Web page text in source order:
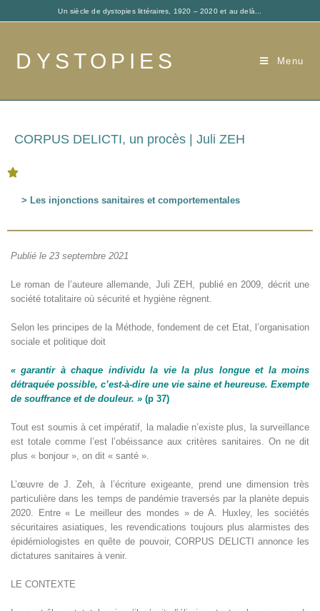
Un siècle de dystopies littéraires, 1920 – 2020 et au delà...
DYSTOPIES Menu
CORPUS DELICTI, un procès | Juli ZEH

> Les injonctions sanitaires et comportementales
Publié le 23 septembre 2021
Le roman de l’auteure allemande, Juli ZEH, publié en 2009, décrit une
société totalitaire où sécurité et hygiène règnent.
Selon les principes de la Méthode, fondement de cet Etat, l’organisation
sociale et politique doit
« garantir à chaque individu la vie la plus longue et la moins
détraquée possible, c’est-à-dire une vie saine et heureuse. Exempte
de souffrance et de douleur. » (p 37)
Tout est soumis à cet impératif, la maladie n’existe plus, la surveillance
est totale comme l’est l’obéissance aux critères sanitaires. On ne dit
plus « bonjour », on dit « santé ».
L’œuvre de J. Zeh, à l’écriture exigeante, prend une dimension très
particulière dans les temps de pandémie traversés par la planète depuis
2020. Entre « Le meilleur des mondes » de A. Huxley, les sociétés
sécuritaires asiatiques, les revendications toujours plus alarmistes des
épidémiologistes en quête de pouvoir, CORPUS DELICTI annonce les
dictatures sanitaires à venir.
LE CONTEXTE